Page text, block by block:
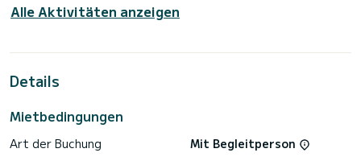
Alle Aktivitäten anzeigen
Details
Mietbedingungen
Art der Buchung
Mit Begleitperson